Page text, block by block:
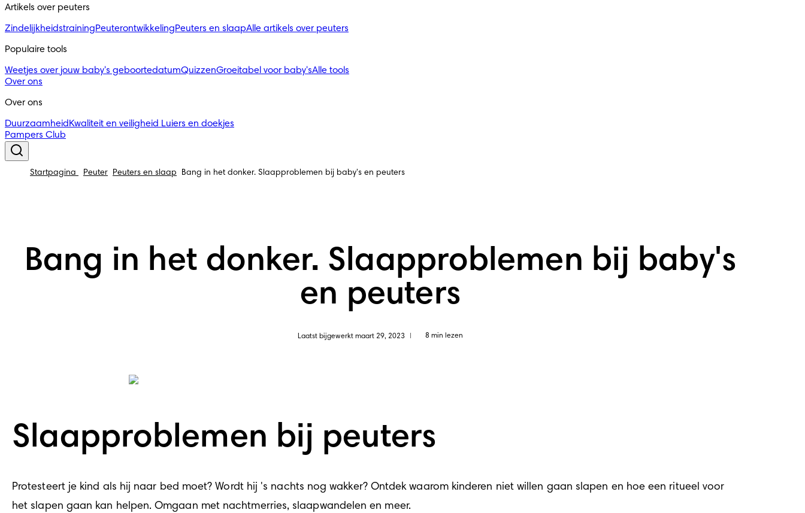
Artikels over peuters
ZindelijkheidstrainingPeuterontwikkelingPeuters en slaapAlle artikels over peuters
Populaire tools
Weetjes over jouw baby's geboortedatumQuizzenGroeitabel voor baby'sAlle tools
Over ons
Over ons
Duurzaamheid Kwaliteit en veiligheid Luiers en doekjes
Pampers Club
Startpagina Peuter Peuters en slaap Bang in het donker. Slaapproblemen bij baby's en peuters
Bang in het donker. Slaapproblemen bij baby's
en peuters
Laatst bijgewerkt maart 29, 2023 8 min lezen
Slaapproblemen bij peuters
Protesteert je kind als hij naar bed moet? Wordt hij 's nachts nog wakker? Ontdek waarom kinderen niet willen gaan slapen en hoe een ritueel voor
het slapen gaan kan helpen. Omgaan met nachtmerries, slaapwandelen en meer.